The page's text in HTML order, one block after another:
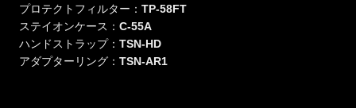
プロテクトフィルター：TP-58FT
ステイオンケース：C-55A
ハンドストラップ：TSN-HD
アダプターリング：TSN-AR1